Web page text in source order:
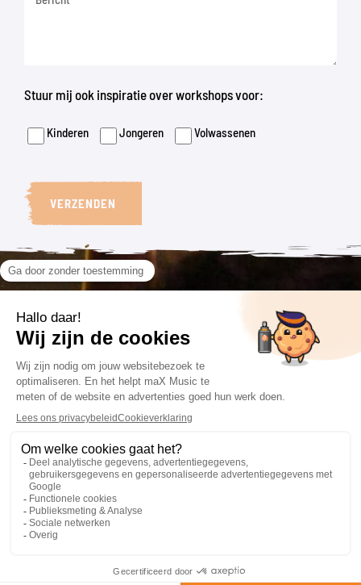
Stuur mij ook inspiratie over workshops voor:
Kinderen Jongeren Volwassenen
VERZENDEN
CONTACT
085 201 66 84
info@maxmusic.nl
VOLG ONS
VOORWAARDEN
Algemene voorwaarden